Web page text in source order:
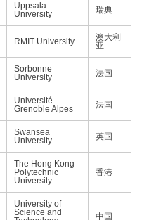
Uppsala
University
瑞典
RMIT University
澳大利
亚
Sorbonne
University
法国
Université
Grenoble Alpes
法国
Swansea
University
英国
The Hong Kong
Polytechnic
University
香港
University of
Science and
中国